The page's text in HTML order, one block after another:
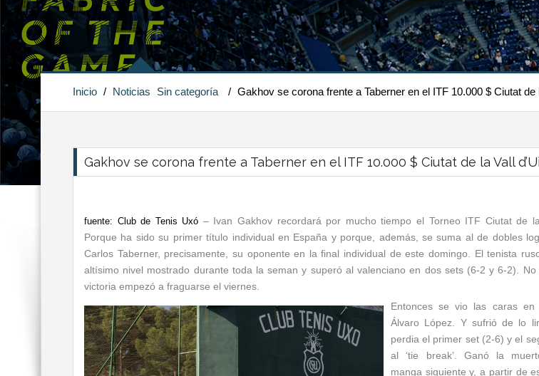
Inicio / Noticias Sin categoría / Gakhov se corona frente a Taberner en el ITF 10.000 $ Ciutat de
Gakhov se corona frente a Taberner en el ITF 10.000 $ Ciutat de la Vall
fuente: Club de Tenis Uxó – Ivan Gakhov recordará por mucho tiempo el Torneo ITF Ciutat de la
Porque ha sido su primer título individual en España y porque, además, se suma al de dobles
Carlos Taberner, precisamente, su oponente en la final individual de este domingo. El tenista
altísimo nivel mostrado durante toda la seman y superó al valenciano en dos sets (6-2 y 6-2). No
victoria empezó a fraguarse el viernes.
Entonces se vio las caras en
Álvaro López. Y sufrió de lo
perdia el primer set (2-6) y el
al ‘tie break’. Ganó la
manga siguiente y, a partir de